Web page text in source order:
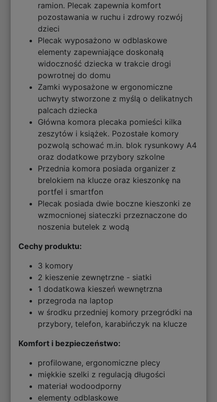
ramion. Plecak zapewnia komfort
pozostawania w ruchu i zdrowy rozwój
dzieci
Plecak wyposażono w odblaskowe
elementy zapewniające doskonałą
widoczność dziecka w trakcie drogi
powrotnej do domu
Zamki wyposażone w ergonomiczne
uchwyty stworzone z myślą o delikatnych
palcach dziecka
Główna komora plecaka pomieści kilka
zeszytów i książek. Pozostałe komory
pozwolą schować m.in. blok rysunkowy A4
oraz dodatkowe przybory szkolne
Przednia komora posiada organizer z
brelokiem na klucze oraz kieszonkę na
portfel i smartfon
Plecak posiada dwie boczne kieszonki ze
wzmocnionej siateczki przeznaczone do
noszenia butelek z wodą
Cechy produktu:
3 komory
2 kieszenie zewnętrzne - siatki
1 dodatkowa kieszeń wewnętrzna
przegroda na laptop
w środku przedniej komory przegródki na
przybory, telefon, karabińczyk na klucze
Komfort i bezpieczeństwo:
profilowane, ergonomiczne plecy
miękkie szelki z regulacją długości
materiał wodoodporny
elementy odblaskowe